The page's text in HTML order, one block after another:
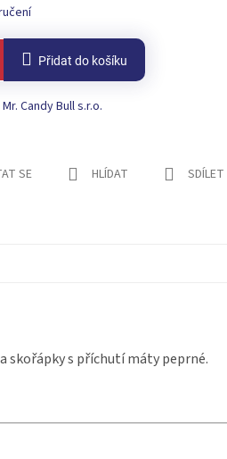
Přidat do košíku
Mr. Candy Bull s.r.o.
SE HLÍDAT SDÍLET
skořápky s příchutí máty peprné.